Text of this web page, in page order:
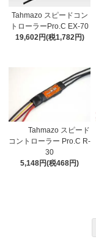
Tahmazo スピードコン
トローラーPro.C EX-70
19,602円(税1,782円)
Tahmazo スピード
コントローラー Pro.C R-
30
5,148円(税468円)